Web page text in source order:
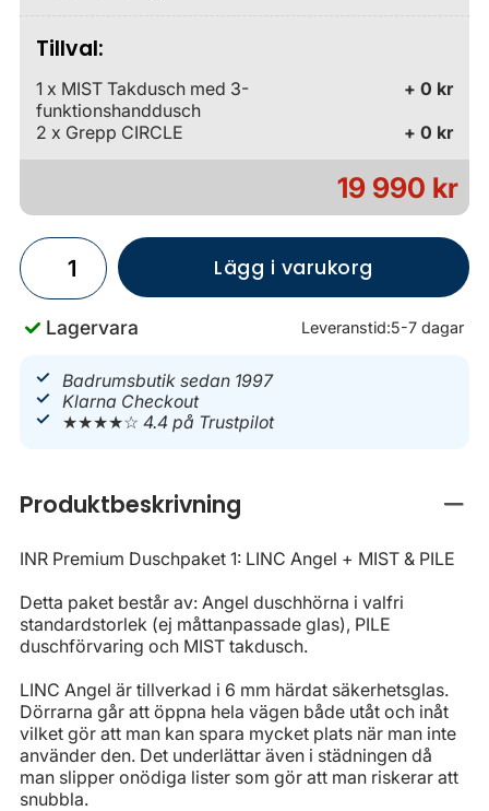
Tillval:
1 x MIST Takdusch med 3-
funktionshanddusch
+ 0 kr
2 x Grepp CIRCLE
+ 0 kr
19 990 kr
Lägg i varukorg
Lagervara Leveranstid:5-7 dagar
Badrumsbutik sedan 1997
Klarna Checkout
★★★★☆4.4 på Trustpilot
Produktbeskrivning
INR Premium Duschpaket 1: LINC Angel + MIST & PILE
Detta paket består av: Angel duschhörna i valfri
standardstorlek (ej måttanpassade glas), PILE
duschförvaring och MIST takdusch.
LINC Angel är tillverkad i 6 mm härdat säkerhetsglas.
Dörrarna går att öppna hela vägen både utåt och inåt
vilket gör att man kan spara mycket plats när man inte
använder den. Det underlättar även i städningen då
man slipper onödiga lister som gör att man riskerar att
snubbla.